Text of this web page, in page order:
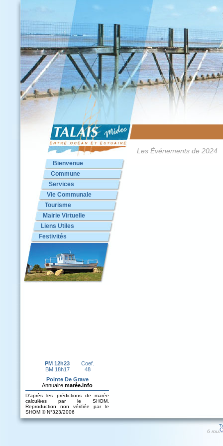
Les Événements de 2024
Bienvenue
Commune
Services
Vie Communale
Tourisme
Mairie Virtuelle
Liens Utiles
Festivités
6